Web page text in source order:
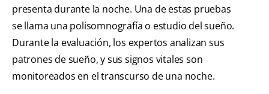
presenta durante la noche. Una de estas pruebas
se llama una polisomnografía o estudio del sueño.
Durante la evaluación, los expertos analizan sus
patrones de sueño, y sus signos vitales son
monitoreados en el transcurso de una noche.